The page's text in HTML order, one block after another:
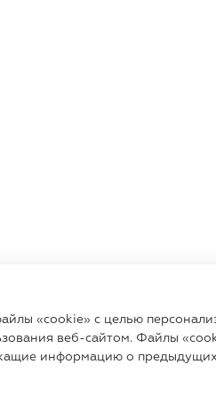
«cookie» с целью
веб-сайтом. Файлы
информацию о